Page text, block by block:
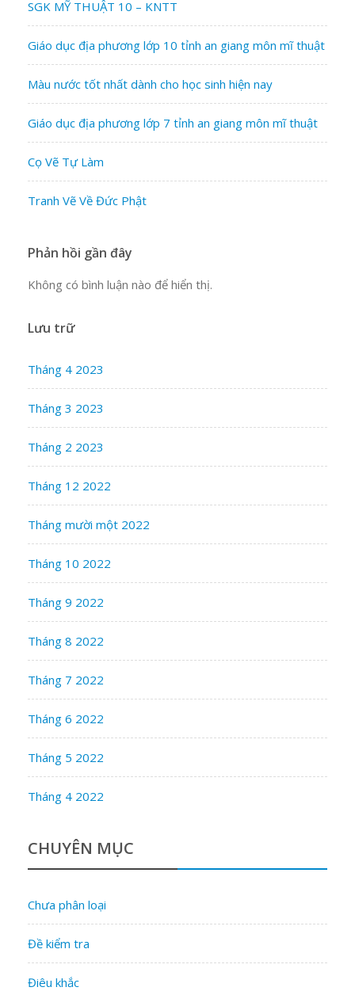
SGK MỸ THUẬT 10 – KNTT
Giáo dục địa phương lớp 10 tỉnh an giang môn mĩ thuật
Màu nước tốt nhất dành cho học sinh hiện nay
Giáo dục địa phương lớp 7 tỉnh an giang môn mĩ thuật
Cọ Vẽ Tự Làm
Tranh Vẽ Về Đức Phật
Phản hồi gần đây
Không có bình luận nào để hiển thị.
Lưu trữ
Tháng 4 2023
Tháng 3 2023
Tháng 2 2023
Tháng 12 2022
Tháng mười một 2022
Tháng 10 2022
Tháng 9 2022
Tháng 8 2022
Tháng 7 2022
Tháng 6 2022
Tháng 5 2022
Tháng 4 2022
CHUYÊN MỤC
Chưa phân loại
Đề kiểm tra
Điêu khắc